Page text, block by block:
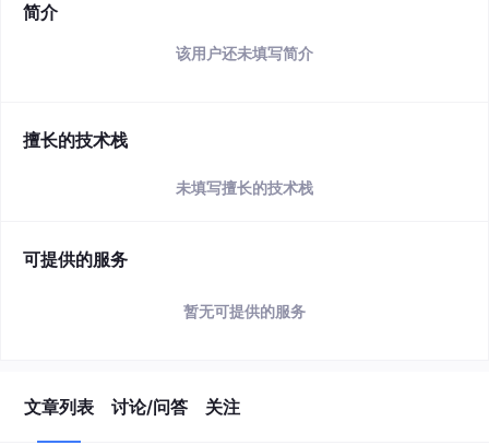
简介
该用户还未填写简介
擅长的技术栈
未填写擅长的技术栈
可提供的服务
暂无可提供的服务
文章列表 讨论/问答 关注